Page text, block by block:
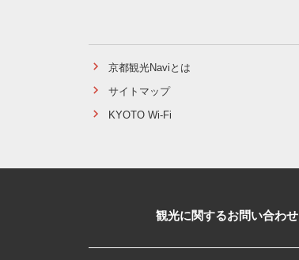
京都観光Naviとは
サイトマップ
KYOTO Wi-Fi
観光に関するお問い合わせ